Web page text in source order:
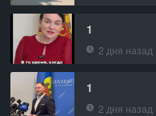
1
2 дня назад
1
2 дня назад